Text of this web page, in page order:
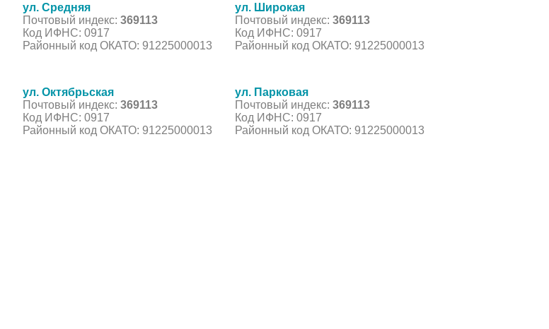
ул. Средняя
Почтовый индекс: 369113
Код ИФНС: 0917
Районный код ОКАТО: 91225000013
ул. Широкая
Почтовый индекс: 369113
Код ИФНС: 0917
Районный код ОКАТО: 91225000013
ул. Октябрьская
Почтовый индекс: 369113
Код ИФНС: 0917
Районный код ОКАТО: 91225000013
ул. Парковая
Почтовый индекс: 369113
Код ИФНС: 0917
Районный код ОКАТО: 91225000013